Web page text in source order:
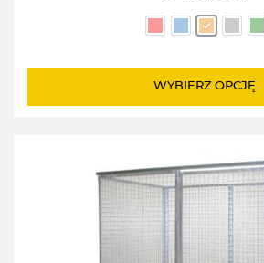
WYBIERZ OPCJĘ